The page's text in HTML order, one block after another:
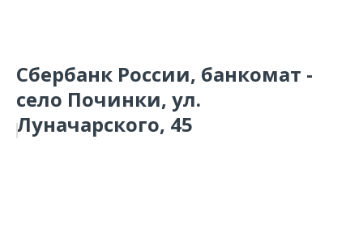
Сбербанк России, банкомат -
село Починки, ул.
Луначарского, 45